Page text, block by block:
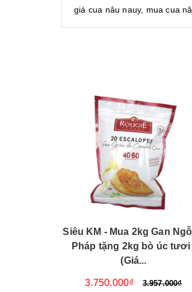
giá cua nâu nauy, mua cua
Siêu KM - Mua 2kg Gan
Pháp tặng 2kg bò úc tươi
(Giá...
3.750.000₫ 3.957.000₫